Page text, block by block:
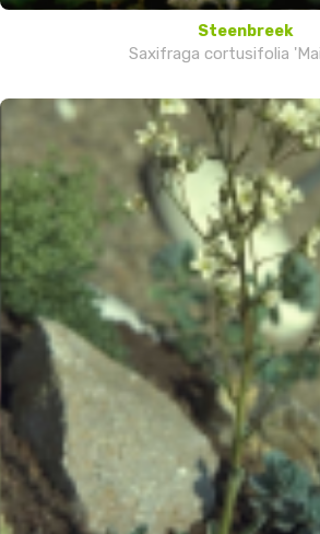
Steenbreek
Saxifraga cortusifolia